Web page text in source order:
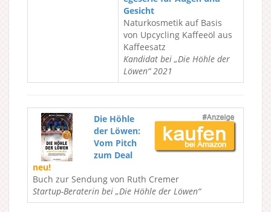
Gesicht
Naturkosmetik auf Basis
von Upcycling Kaffeeöl aus
Kaffeesatz
Kandidat bei „Die Höhle der
Löwen“ 2021
Die Höhle
der Löwen:
Vom Pitch
zum Deal
neu!
Buch zur Sendung von Ruth Cremer
Startup-Beraterin bei „Die Höhle der Löwen“